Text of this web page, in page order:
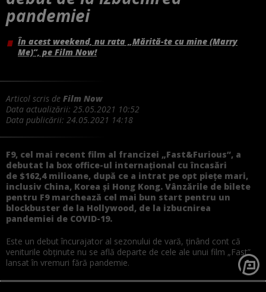
pandemiei
În acest weekend, nu rata „Mărită-te cu mine (Marry
Me)”, pe Film Now!
Articol scris de Film Now
Data actualizării: 25.05.2021 10:52
Data publicării: 24.05.2021 14:18
F9, cel mai recent film al francizei „Fast&Furious”, a
debutat la box office-ul internațional cu încasări
de $162,4 milioane, după ce a intrat pe opt piețe mari,
inclusiv China, Korea și Hong Kong. Vânzările de bilete
pentru F9 marchează cel mai bun start pentru un
blockbuster de la Hollywood, de la izbucnirea
pandemiei de COVID-19.
Este un debut încurajator al sezonului de vară, ținând cont că
veniturile obținute nu se află departe de cele ale unui film „Fast”
lansat în vremuri fără pandemie.